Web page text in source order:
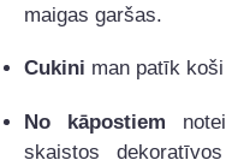
maigas garšas.
Cukini man patīk
No kāpostiem
skaistos